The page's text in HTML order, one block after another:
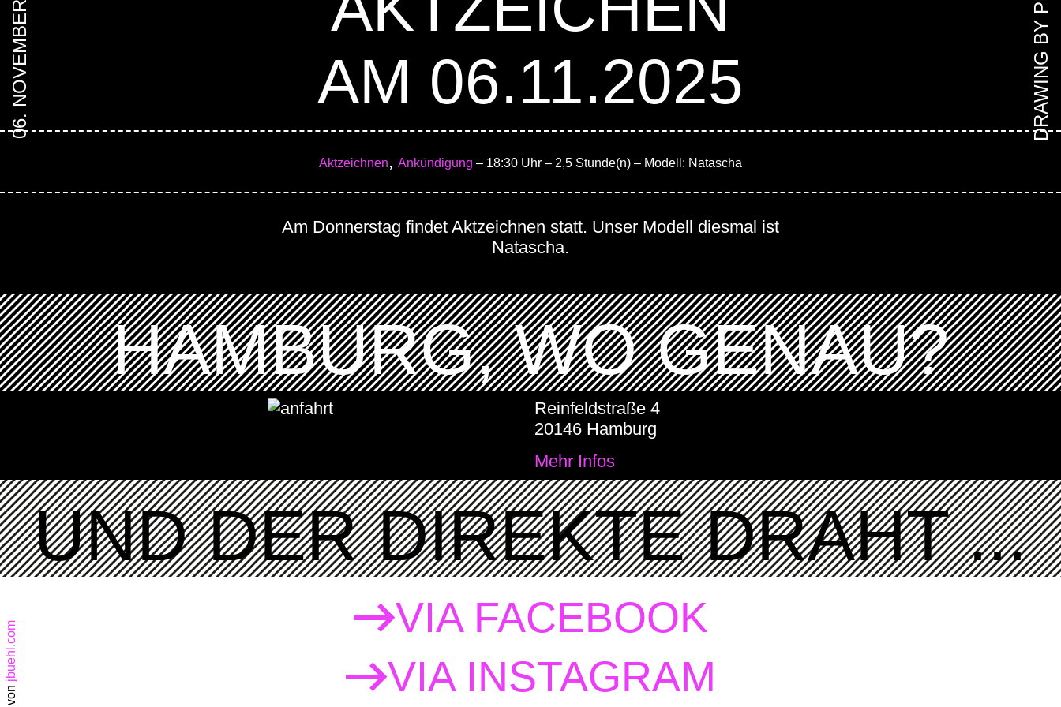
AM 06.11.2025
06. NOVEMBER 2025 DRAWING BY PETER
Aktzeichnen, Ankündigung – 18:30 Uhr – 2,5 Stunde(n) – Modell: Natascha
Am Donnerstag findet Aktzeichnen statt. Unser Modell diesmal ist
Natascha.
HAMBURG, WO GENAU?
Reinfeldstraße 4
20146 Hamburg
Mehr Infos
UND DER DIREKTE DRAHT ...
VIA FACEBOOK
VIA INSTAGRAM
jbuehl.com